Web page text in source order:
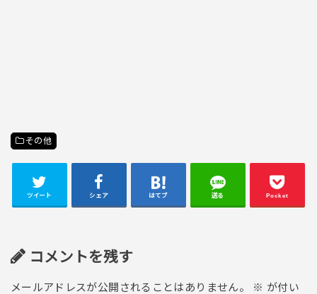
その他
ツイート シェア はてブ 送る Pocket
コメントを残す
メールアドレスが公開されることはありません。 ※ が付い